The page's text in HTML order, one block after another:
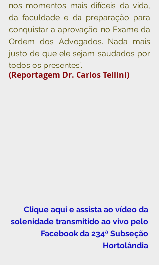
nos momentos mais difíceis da vida,
da faculdade e da preparação para
conquistar a aprovação no Exame da
Ordem dos Advogados. Nada mais
justo de que ele sejam saudados por
todos os presentes”.
(Reportagem Dr. Carlos Tellini)
Clique aqui e assista ao vídeo da
solenidade transmitido ao vivo pelo
Facebook da 234ª Subseção
Hortolândia